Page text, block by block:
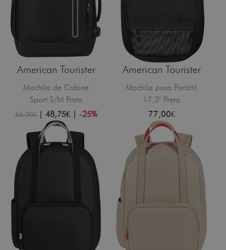
American Tourister
Mochila de Cabine
Sport S/M Preta
65,00€| 48,75€| -25%
American Tourister
Mochila para Portátil
17.3" Preta
77,00€